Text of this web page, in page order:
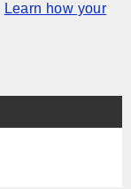
Learn how your